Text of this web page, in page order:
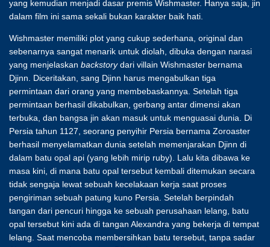
yang kemudian menjadi dasar premis Wishmaster. Hanya saja, jin
dalam film ini sama sekali bukan karakter baik hati.
Wishmaster memiliki plot yang cukup sederhana, original dan
sebenarnya sangat menarik untuk diolah, dibuka dengan narasi
yang menjelaskan backstorydari villain Wishmaster bernama
Djinn. Diceritakan, sang Djinn harus mengabulkan tiga
permintaan dari orang yang membebaskannya. Setelah tiga
permintaan berhasil dikabulkan, gerbang antar dimensi akan
terbuka, dan bangsa jin akan masuk untuk menguasai dunia. Di
Persia tahun 1127, seorang penyihir Persia bernama Zoroaster
berhasil menyelamatkan dunia setelah memenjarakan Djinn di
dalam batu opal api (yang lebih mirip ruby). Lalu kita dibawa ke
masa kini, di mana batu opal tersebut kembali ditemukan secara
tidak sengaja lewat sebuah kecelakaan kerja saat proses
pengiriman sebuah patung kuno Persia. Setelah berpindah
tangan dari pencuri hingga ke sebuah perusahaan lelang, batu
opal tersebut kini ada di tangan Alexandra yang bekerja di tempat
lelang. Saat mencoba membersihkan batu tersebut, tanpa sadar